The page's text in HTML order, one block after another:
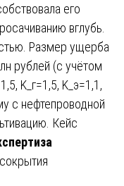
его
вглубь.
Размер ущерба
рублей (с учётом
K_г=1,5, K_э=1,1,
с нефтепроводной
Кейс